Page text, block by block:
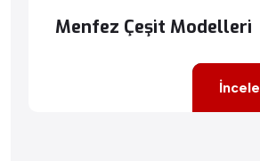
Menfez Çeşit Modelleri
İncele